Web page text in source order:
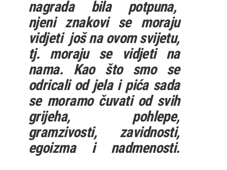
nagrada bila potpuna,
njeni znakovi se moraju
vidjeti još na ovom svijetu,
tj. moraju se vidjeti na
nama. Kao što smo se
odricali od jela i pića sada
se moramo čuvati od svih
grijeha, pohlepe,
gramzivosti, zavidnosti,
egoizma i nadmenosti.